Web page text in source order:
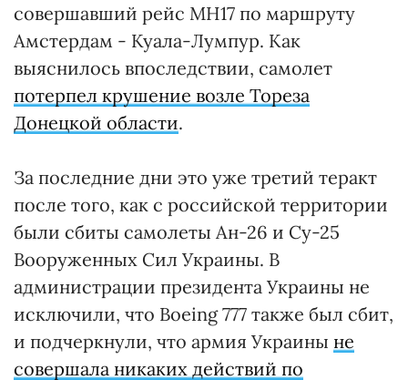
совершавший рейс МН17 по маршруту
Амстердам - Куала-Лумпур. Как
выяснилось впоследствии, самолет
потерпел крушение возле Тореза
Донецкой области.
За последние дни это уже третий теракт
после того, как с российской территории
были сбиты самолеты Ан-26 и Су-25
Вооруженных Сил Украины. В
администрации президента Украины не
исключили, что Boeing 777 также был сбит,
и подчеркнули, что армия Украины не
совершала никаких действий по